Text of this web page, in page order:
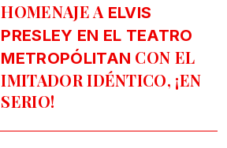
HOMENAJE AELVIS
PRESLEY EN EL TEATRO
METROPÓLITAN CON EL
IMITADOR IDÉNTICO, ¡EN
SERIO!